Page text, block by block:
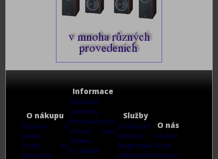
O nákupu
Doprava a
platba
Prodej na
Slovensko
Informace
Obchodní
podmínky
Reklamační řád
Vrácení nebo
výměna
Ke stažení
Služby
Ceník prací
Montáže
Diagnostika
Odkódování
O nás
Kontakt
Firma
Historie